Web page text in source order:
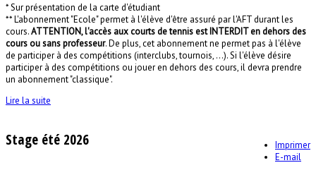
* Sur présentation de la carte d'étudiant
** L'abonnement "Ecole" permet à l'élève d'être assuré par l'AFT durant les
cours.ATTENTION, l'accès aux courts de tennis est INTERDIT en dehors des
cours ou sans professeur. De plus, cet abonnement ne permet pas à l'élève
de participer à des compétitions (interclubs, tournois, ...). Si l'élève désire
participer à des compétitions ou jouer en dehors des cours, il devra prendre
un abonnement "classique".
Lire la suite
Imprimer
E-mail
Stage été 2026